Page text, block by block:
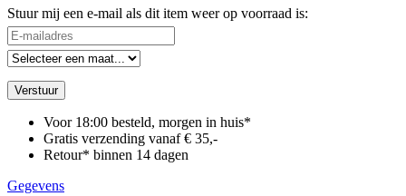
Stuur mij een e-mail als dit item weer op voorraad is:
Verstuur
Voor 18:00 besteld, morgen in huis*
Gratis verzending vanaf € 35,-
Retour* binnen 14 dagen
Gegevens